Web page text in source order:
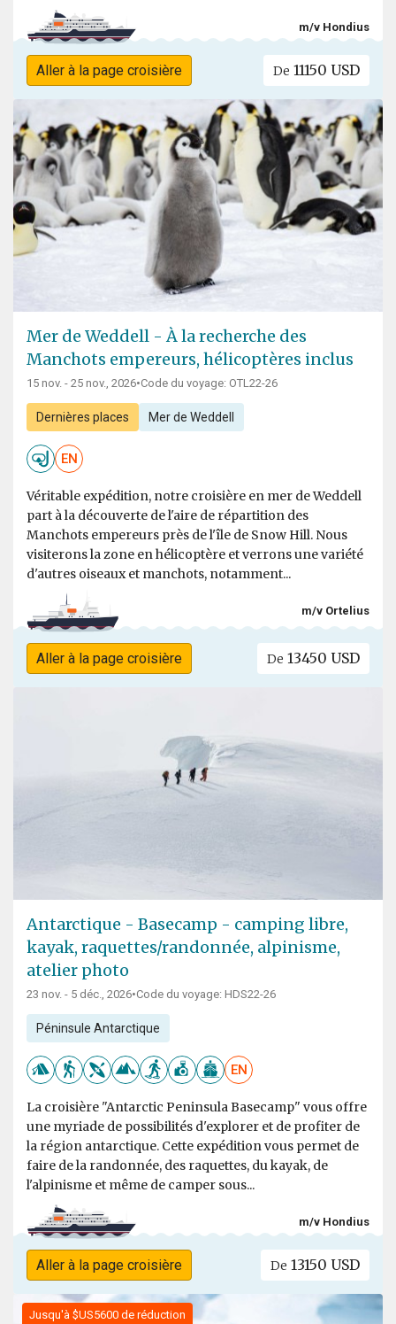
m/v Hondius
Aller à la page croisière De 11150 USD
Mer de Weddell - À la recherche des
Manchots empereurs, hélicoptères inclus
15 nov. - 25 nov., 2026•Code du voyage: OTL22-26
Dernières places Mer de Weddell
EN
Véritable expédition, notre croisière en mer de Weddell
part à la découverte de l'aire de répartition des
Manchots empereurs près de l'île de Snow Hill. Nous
visiterons la zone en hélicoptère et verrons une variété
d'autres oiseaux et manchots, notamment...
m/v Ortelius
Aller à la page croisière De 13450 USD
Antarctique - Basecamp - camping libre,
kayak, raquettes/randonnée, alpinisme,
atelier photo
23 nov. - 5 déc., 2026•Code du voyage: HDS22-26
Péninsule Antarctique
EN
La croisière "Antarctic Peninsula Basecamp" vous offre
une myriade de possibilités d'explorer et de profiter de
la région antarctique. Cette expédition vous permet de
faire de la randonnée, des raquettes, du kayak, de
l'alpinisme et même de camper sous...
m/v Hondius
Aller à la page croisière De 13150 USD
Jusqu'à $US5600 de réduction